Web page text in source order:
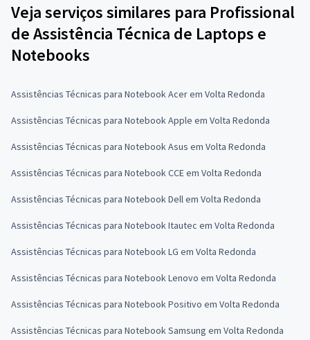
Veja serviços similares para Profissional
de Assistência Técnica de Laptops e
Notebooks
Assistências Técnicas para Notebook Acer em Volta Redonda
Assistências Técnicas para Notebook Apple em Volta Redonda
Assistências Técnicas para Notebook Asus em Volta Redonda
Assistências Técnicas para Notebook CCE em Volta Redonda
Assistências Técnicas para Notebook Dell em Volta Redonda
Assistências Técnicas para Notebook Itautec em Volta Redonda
Assistências Técnicas para Notebook LG em Volta Redonda
Assistências Técnicas para Notebook Lenovo em Volta Redonda
Assistências Técnicas para Notebook Positivo em Volta Redonda
Assistências Técnicas para Notebook Samsung em Volta Redonda